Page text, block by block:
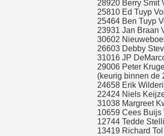
28920 Berry Smit
25810 Ed Tuyp
25464 Ben Tuyp
23931 Jan Braan
30602
26603 Debby
31016 JP
29006 Peter
(keurig binnen de
24658 Erik
22424 Niels
31038 Margreet
10659 Cees Buijs
12744 Tedde
13419 Richard